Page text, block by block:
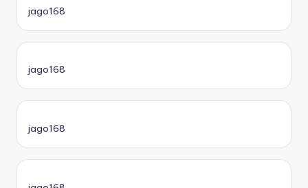
jago168
jago168
jago168